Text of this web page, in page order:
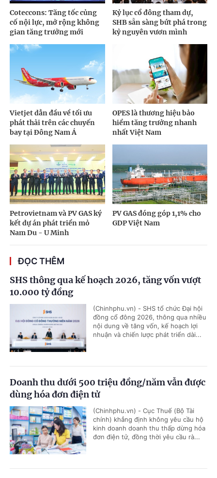
Coteccons: Tăng tốc củng
cố nội lực, mở rộng không
gian tăng trưởng mới
Kỷ lục cổ đông tham dự,
SHB sẵn sàng bứt phá trong
kỷ nguyên vươn mình
Vietjet dẫn đầu về tối ưu
phát thải trên các chuyến
bay tại Đông Nam Á
OPES là thương hiệu bảo
hiểm tăng trưởng nhanh
nhất Việt Nam
Petrovietnam và PV GAS ký
kết dự án phát triển mỏ
Nam Du - U Minh
PV GAS đóng góp 1,1% cho
GDP Việt Nam
ĐỌC THÊM
SHS thông qua kế hoạch 2026, tăng vốn vượt
10.000 tỷ đồng
(Chinhphu.vn) - SHS tổ chức Đại hội
đồng cổ đông 2026, thông qua nhiều
nội dung về tăng vốn, kế hoạch lợi
nhuận và chiến lược phát triển dài...
Doanh thu dưới 500 triệu đồng/năm vẫn được
dùng hóa đơn điện tử
(Chinhphu.vn) - Cục Thuế (Bộ Tài
chính) khẳng định không yêu cầu hộ
kinh doanh doanh thu thấp dừng hóa
đơn điện tử, đồng thời yêu cầu rà...